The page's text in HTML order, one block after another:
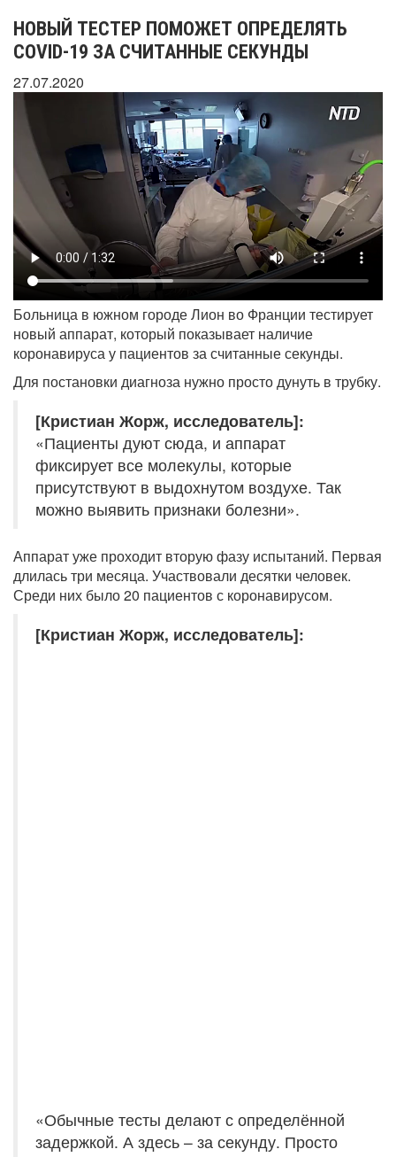
НОВЫЙ ТЕСТЕР ПОМОЖЕТ ОПРЕДЕЛЯТЬ
COVID-19 ЗА СЧИТАННЫЕ СЕКУНДЫ
27.07.2020
Больница в южном городе Лион во Франции тестирует
новый аппарат, который показывает наличие
коронавируса у пациентов за считанные секунды.
Для постановки диагноза нужно просто дунуть в трубку.
[Кристиан Жорж, исследователь]:
«Пациенты дуют сюда, и аппарат
фиксирует все молекулы, которые
присутствуют в выдохнутом воздухе. Так
можно выявить признаки болезни».
Аппарат уже проходит вторую фазу испытаний. Первая
длилась три месяца. Участвовали десятки человек.
Среди них было 20 пациентов с коронавирусом.
[Кристиан Жорж, исследователь]:
«Обычные тесты делают с определённой
задержкой. А здесь – за секунду. Просто